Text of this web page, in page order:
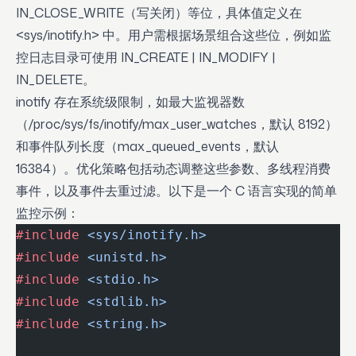
IN_CLOSE_WRITE（写关闭）等位，具体值定义在
<sys/inotify.h> 中。用户需根据场景组合这些位，例如监
控日志目录可使用 IN_CREATE | IN_MODIFY |
IN_DELETE。
inotify 存在系统级限制，如最大监视器数
（/proc/sys/fs/inotify/max_user_watches，默认 8192）
和事件队列长度（max_queued_events，默认
16384）。优化策略包括动态调整这些参数、多线程消费
事件，以及事件去重过滤。以下是一个 C 语言实现的简单
监控示例：
#include <sys/inotify.h>
#include <unistd.h>
#include <stdio.h>
#include <stdlib.h>
#include <string.h>